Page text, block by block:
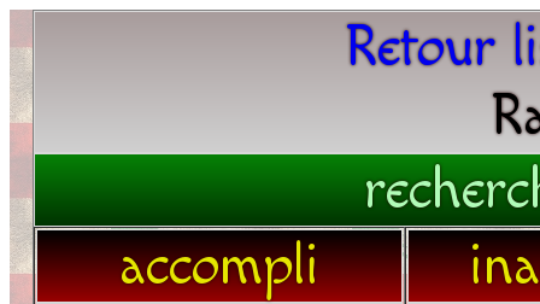
Retour
accompli